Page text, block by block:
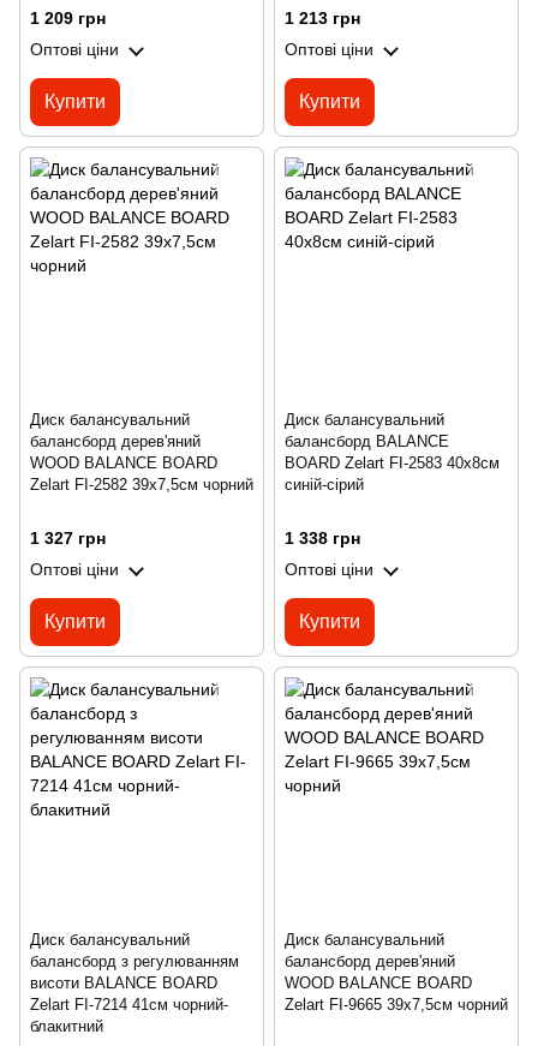
1 209 грн
Оптові ціни
Купити
1 213 грн
Оптові ціни
Купити
Диск балансувальний
балансборд дерев'яний
WOOD BALANCE BOARD
Zelart FI-2582 39х7,5см чорний
1 327 грн
Оптові ціни
Купити
Диск балансувальний
балансборд BALANCE
BOARD Zelart FI-2583 40х8см
синій-сірий
1 338 грн
Оптові ціни
Купити
Диск балансувальний
балансборд з регулюванням
висоти BALANCE BOARD
Zelart FI-7214 41см чорний-
блакитний
Диск балансувальний
балансборд дерев'яний
WOOD BALANCE BOARD
Zelart FI-9665 39x7,5см чорний